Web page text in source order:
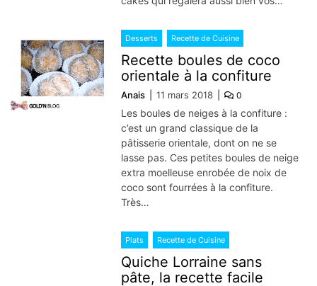
Desserts Recette de Cuisine
Recette boules de coco
orientale à la confiture
Anais 11 mars 2018 0
Les boules de neiges à la confiture :
c’est un grand classique de la
pâtisserie orientale, dont on ne se
lasse pas. Ces petites boules de neige
extra moelleuse enrobée de noix de
coco sont fourrées à la confiture.
Très…
Plats Recette de Cuisine
Quiche Lorraine sans
pâte, la recette facile